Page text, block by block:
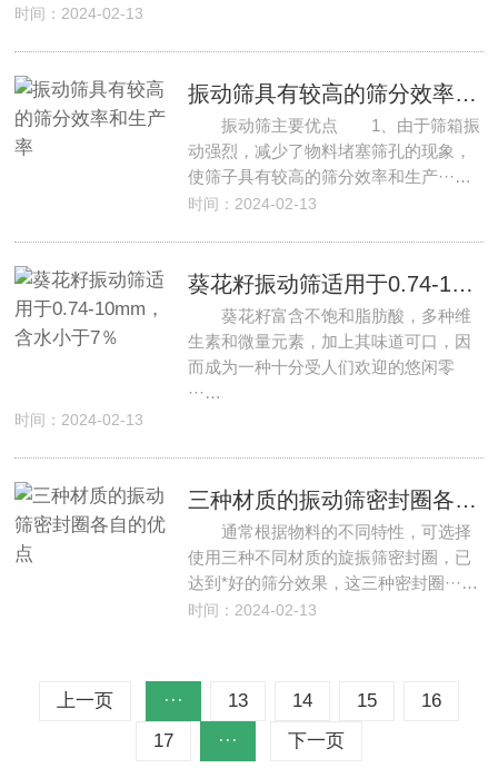
时间：2024-02-13
振动筛具有较高的筛分效率和生产率
振动筛主要优点 1、由于筛箱振
动强烈，减少了物料堵塞筛孔的现象，
使筛子具有较高的筛分效率和生产···…
时间：2024-02-13
葵花籽振动筛适用于0.74-10mm，含水小于7％
葵花籽富含不饱和脂肪酸，多种维
生素和微量元素，加上其味道可口，因
而成为一种十分受人们欢迎的悠闲零
···…
时间：2024-02-13
三种材质的振动筛密封圈各自的优点
通常根据物料的不同特性，可选择
使用三种不同材质的旋振筛密封圈，已
达到*好的筛分效果，这三种密封圈···…
时间：2024-02-13
上一页 ··· 13 14 15
16
17
··· 下一页